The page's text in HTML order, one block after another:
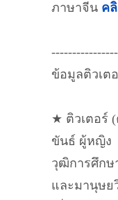
ภาษาจีน ค
ข้อมูลติวเต
★ ติวเตอร์
ขันธ์ ผู้หญิง
วุฒิการศึกษ
และมานุษย